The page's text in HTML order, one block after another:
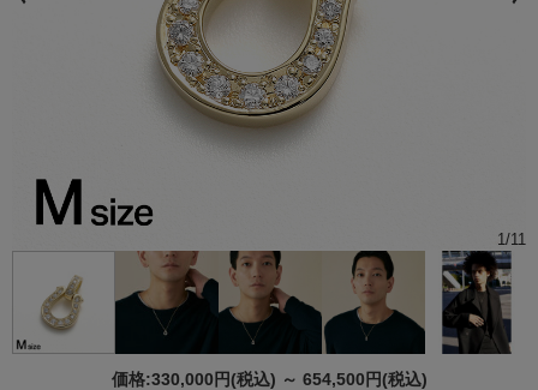
1/11
価格:330,000円(税込) ～ 654,500円(税込)